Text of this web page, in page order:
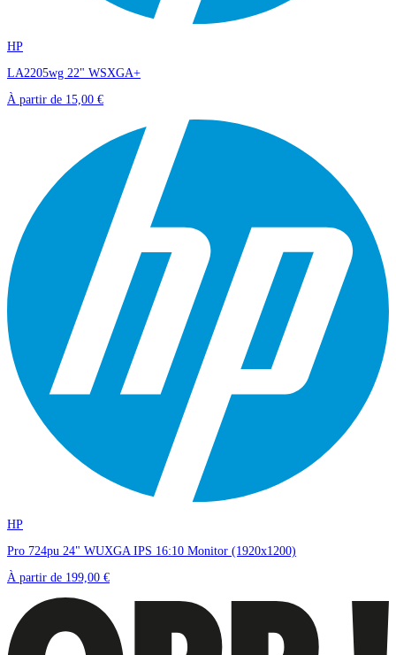
HP
LA2205wg 22" WSXGA+
À partir de 15,00 €
HP
Pro 724pu 24" WUXGA IPS 16:10 Monitor (1920x1200)
À partir de 199,00 €